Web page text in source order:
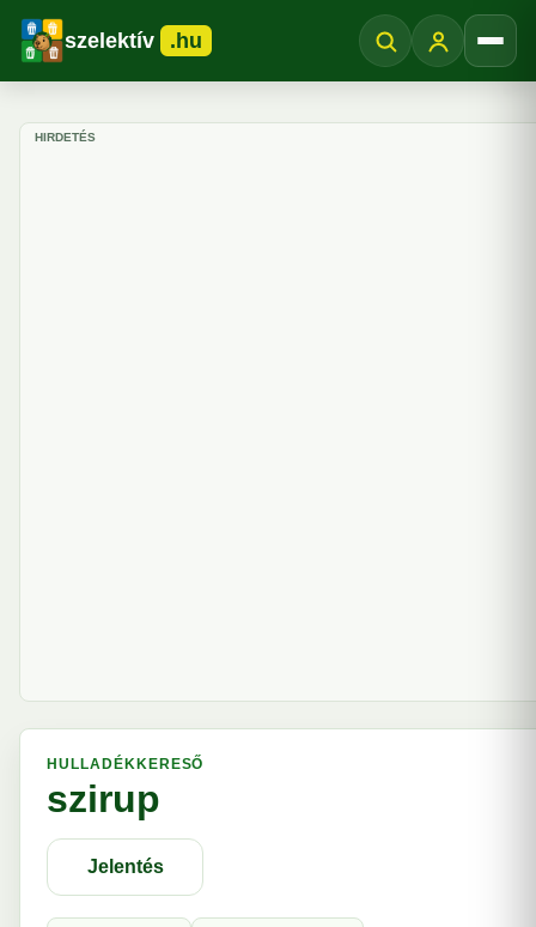
szelektív .hu
HIRDETÉS
HULLADÉKKERESŐ
szirup
Jelentés